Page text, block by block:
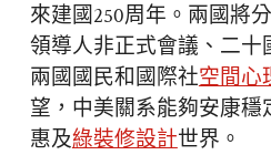
來建國250周年。兩國將
領導人非正式會議、二十
兩國國民和國際社空間心
望，中美關系能夠安康穩
惠及綠裝修設計世界。